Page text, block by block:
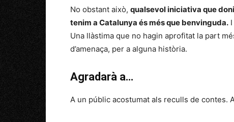
No obstant això, qualsevol iniciativa que
tenim a Catalunya és més que benvinguda.
Una llàstima que no hagin aprofitat la part
d’amenaça, per a alguna història.
Agradarà a…
A un públic acostumat als reculls de